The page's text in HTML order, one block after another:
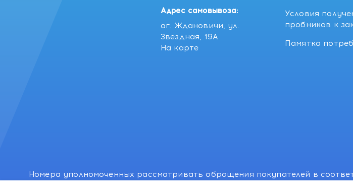
Адрес самовывоза:
аг. Ждановичи, ул.
Звездная, 19А
На карте
Условия
пробников к
Памятка
Номера уполномоченных рассматривать обращения покупателей в